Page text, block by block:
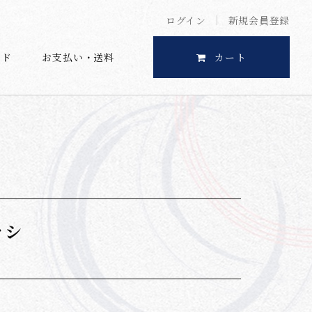
ログイン 新規会員登録
お支払い・送料 カート